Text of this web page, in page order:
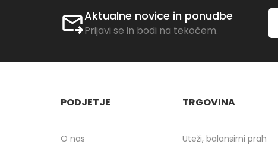
Aktualne novice in ponudbe
Prijavi se in bodi na tekočem.
PODJETJE
O nas
TRGOVINA
Uteži, balansirni prah